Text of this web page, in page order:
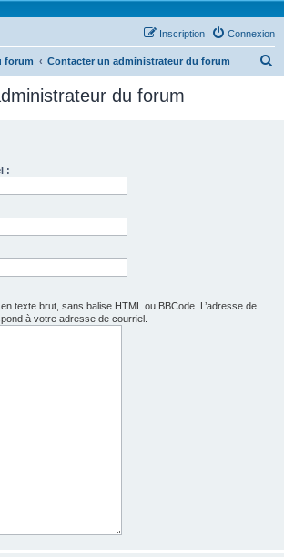
Connexion
Inscription
forum Contacter un administrateur du forum
du forum
:
texte brut, sans balise HTML ou BBCode. L’adresse de
à votre adresse de courriel.